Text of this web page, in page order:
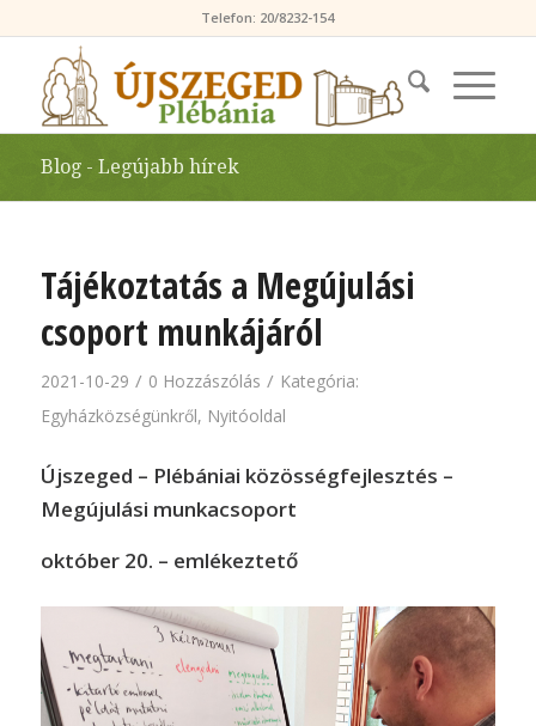
Telefon: 20/8232-154
Blog - Legújabb hírek
Tájékoztatás a Megújulási
csoport munkájáról
2021-10-29 / 0 Hozzászólás / Kategória:
Egyházközségünkről, Nyitóoldal
Újszeged – Plébániai közösségfejlesztés –
Megújulási munkacsoport
október 20. – emlékeztető